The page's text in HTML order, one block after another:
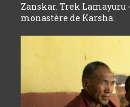
Zanskar. Trek Lamayuru
monastère de Karsha.